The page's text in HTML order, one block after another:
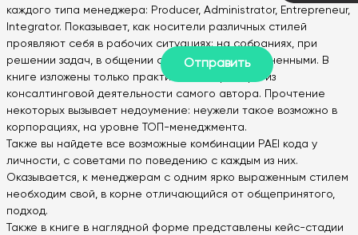
каждого типа менеджера: Producer, Administrator, Entrepreneur,
Integrator. Показывает, как носители различных стилей
проявляют себя в рабочих ситуациях: на собраниях, при
решении задач, в общении с коллегами и подчиненными. В
книге изложены только практические примеры из
консалтинговой деятельности самого автора. Прочтение
некоторых вызывает недоумение: неужели такое возможно в
корпорациях, на уровне ТОП-менеджмента.
Также вы найдете все возможные комбинации PAEI кода у
личности, с советами по поведению с каждым из них.
Оказывается, к менеджерам с одним ярко выраженным стилем
необходим свой, в корне отличающийся от общепринятого,
подход.
Также в книге в наглядной форме представлены кейс-стадии